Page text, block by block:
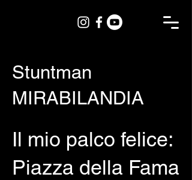
Stuntman
MIRABILANDIA
Il mio palco felice:
Piazza della Fama